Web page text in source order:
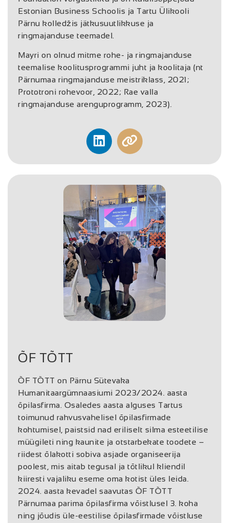
Estonian Business Schoolis ja Tartu Ülikooli
Pärnu kolledžis jätkusuutlikkuse ja
ringmajanduse teemadel.
Mayri on olnud mitme rohe- ja ringmajanduse
teemalise koolitusprogrammi juht ja koolitaja (nt
Pärnumaa ringmajanduse meistriklass, 2021;
Prototroni rohevoor, 2022; Rae valla
ringmajanduse arenguprogramm, 2023).
ÕF TÕTT
ÕF TÕTT on Pärnu Sütevaka
Humanitaargümnaasiumi 2023/2024. aasta
õpilasfirma. Osaledes aasta alguses Tartus
toimunud rahvusvahelisel õpilasfirmade
kohtumisel, paistsid nad eriliselt silma esteetilise
müügileti ning kaunite ja otstarbekate toodete –
riidest õlakotti sobiva asjade organiseerija
poolest, mis aitab tegusal ja tõtlikul kliendil
kiiresti vajaliku eseme oma kotist üles leida.
2024. aasta kevadel saavutas ÕF TÕTT
Pärnumaa parima õpilasfirma võistlusel 3. koha
ning jõudis üle-eestilise õpilasfirmade võistluse